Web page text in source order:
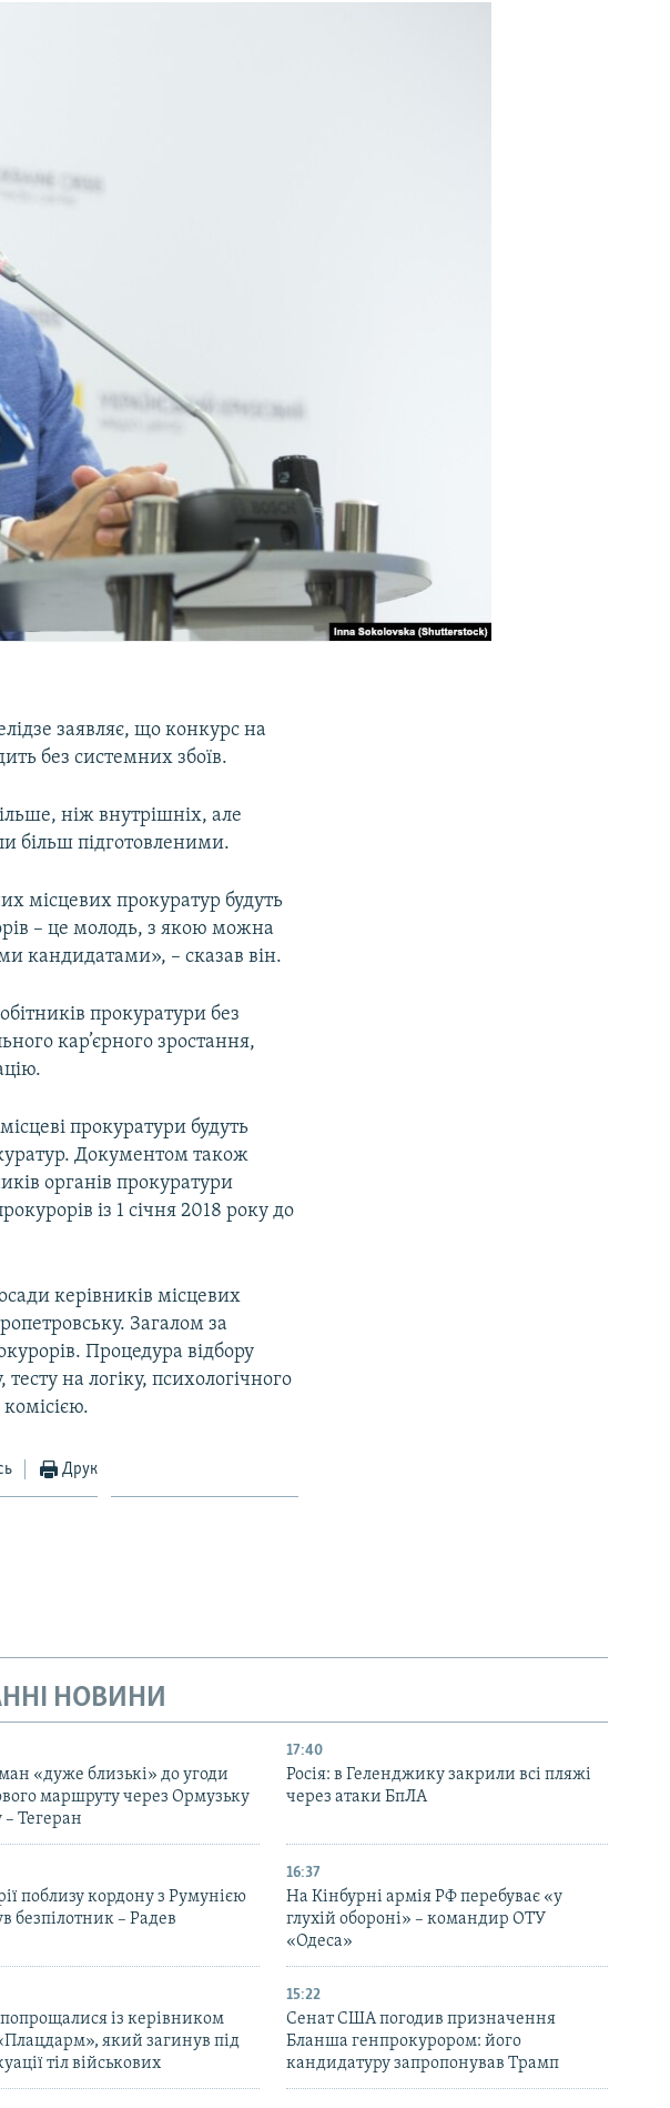
заявляє, що конкурс на
без системних збоїв.
ніж внутрішніх, але
більш підготовленими.
місцевих прокуратур будуть
– це молодь, з якою можна
кандидатами», – сказав він.
прокуратури без
кар’єрного зростання,
прокуратури будуть
Документом також
органів прокуратури
із 1 січня 2018 року до
керівників місцевих
Загалом за
Процедура відбору
на логіку, психологічного
Друк
НОВИНИ
«дуже близькі» до угоди
маршруту через Ормузьку
– Тегеран
17:40
Росія: в Геленджику закрили всі пляжі
через атаки БпЛА
поблизу кордону з Румунією
безпілотник – Радев
16:37
На Кінбурні армія РФ перебуває «у
глухій обороні» – командир ОТУ
«Одеса»
із керівником
який загинув під
тіл військових
15:22
Сенат США погодив призначення
Бланша генпрокурором: його
кандидатуру запропонував Трамп